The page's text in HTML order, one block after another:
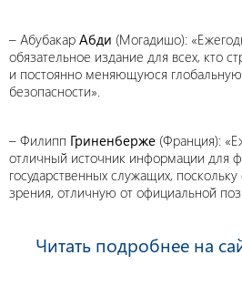
– Абубакар Абди (Могадишо):
обязательное издание для всех, кто
и постоянно меняющуюся
безопасности».
– Филипп Гриненберже (Франция):
отличный источник информации для
государственных служащих,
зрения, отличную от официальной
Читать подробнее на